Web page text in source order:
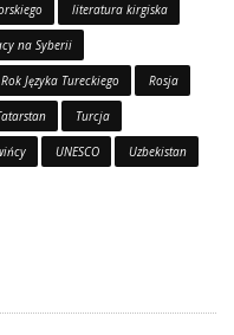
literatura kirgiska
na Syberii
Rok Języka Tureckiego Rosja
Turcja
UNESCO Uzbekistan